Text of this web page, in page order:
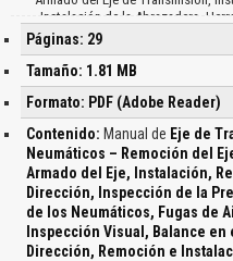
Instalación de la Abrazadera,
Descripción General, Reemplazo del
Embudo, Tapón de Drenaje, Drenaje
Metal, Materias Extrañas, Fluido en el
IV, Verificación del Nivel de ATF,
Neumáticos, Fugas de Aire,
Frenado, Viraje, Neumáticos
Coche, Condición de los
Neumáticos, Tobera del Inflador,
Centrado de Rueda, Ancho del
Neumático, Contrapeso de Balance,
Aluminio y Tipo Pegajoso,
Páginas: 29
Tamaño: 1.81 MB
Formato: PDF (Adobe Reader)
Contenido: Manual de Eje de
Neumáticos – Remoción del
Armado del Eje, Instalación,
Dirección, Inspección de la
de los Neumáticos, Fugas de
Inspección Visual, Balance
Dirección, Remoción e